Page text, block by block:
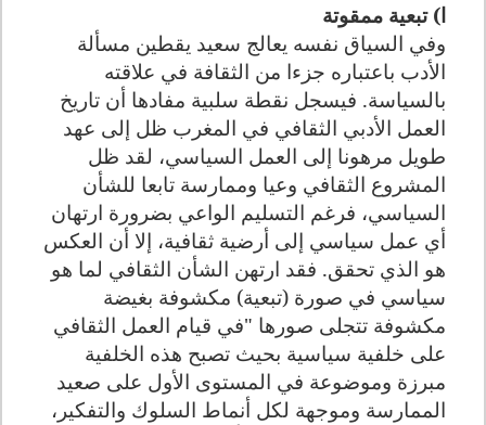
ا) تبعية ممقوتة
وفي السياق نفسه يعالج سعيد يقطين مسألة
الأدب باعتباره جزءا من الثقافة في علاقته
بالسياسة. فيسجل نقطة سلبية مفادها أن تاريخ
العمل الأدبي الثقافي في المغرب ظل إلى عهد
طويل مرهونا إلى العمل السياسي، لقد ظل
المشروع الثقافي وعيا وممارسة تابعا للشأن
السياسي، فرغم التسليم الواعي بضرورة ارتهان
أي عمل سياسي إلى أرضية ثقافية، إلا أن العكس
هو الذي تحقق. فقد ارتهن الشأن الثقافي لما هو
سياسي في صورة (تبعية) مكشوفة بغيضة
مكشوفة تتجلى صورها "في قيام العمل الثقافي
على خلفية سياسية بحيث تصبح هذه الخلفية
مبرزة وموضوعة في المستوى الأول على صعيد
الممارسة وموجهة لكل أنماط السلوك والتفكير،